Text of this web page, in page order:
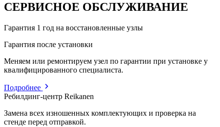
СЕРВИСНОЕ ОБСЛУЖИВАНИЕ
Гарантия 1 год на восстановленные узлы
Гарантия после установки
Меняем или ремонтируем узел по гарантии при установке у
квалифицированного специалиста.
Подробнее
Ребилдинг-центр Reikanen
Замена всех изношенных комплектующих и проверка на
стенде перед отправкой.